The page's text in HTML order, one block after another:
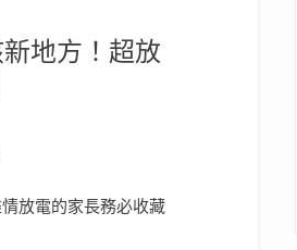
地方！超放
放電的家長務必收藏